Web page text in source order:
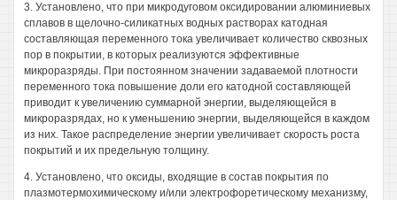
3. Установлено, что при микродуговом оксидировании алюминиевых
сплавов в щелочно-силикатных водных растворах катодная
составляющая переменного тока увеличивает количество сквозных
пор в покрытии, в которых реализуются эффективные
микроразряды. При постоянном значении задаваемой плотности
переменного тока повышение доли его катодной составляющей
приводит к увеличению суммарной энергии, выделяющейся в
микроразрядах, но к уменьшению энергии, выделяющейся в каждом
из них. Такое распределение энергии увеличивает скорость роста
покрытий и их предельную толщину.
4. Установлено, что оксиды, входящие в состав покрытия по
плазмотермохимическому и/или электрофоретическому механизму,